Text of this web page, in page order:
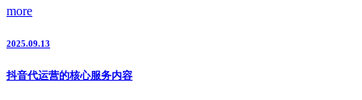
more
2025.09.13
抖音代运营的核心服务内容